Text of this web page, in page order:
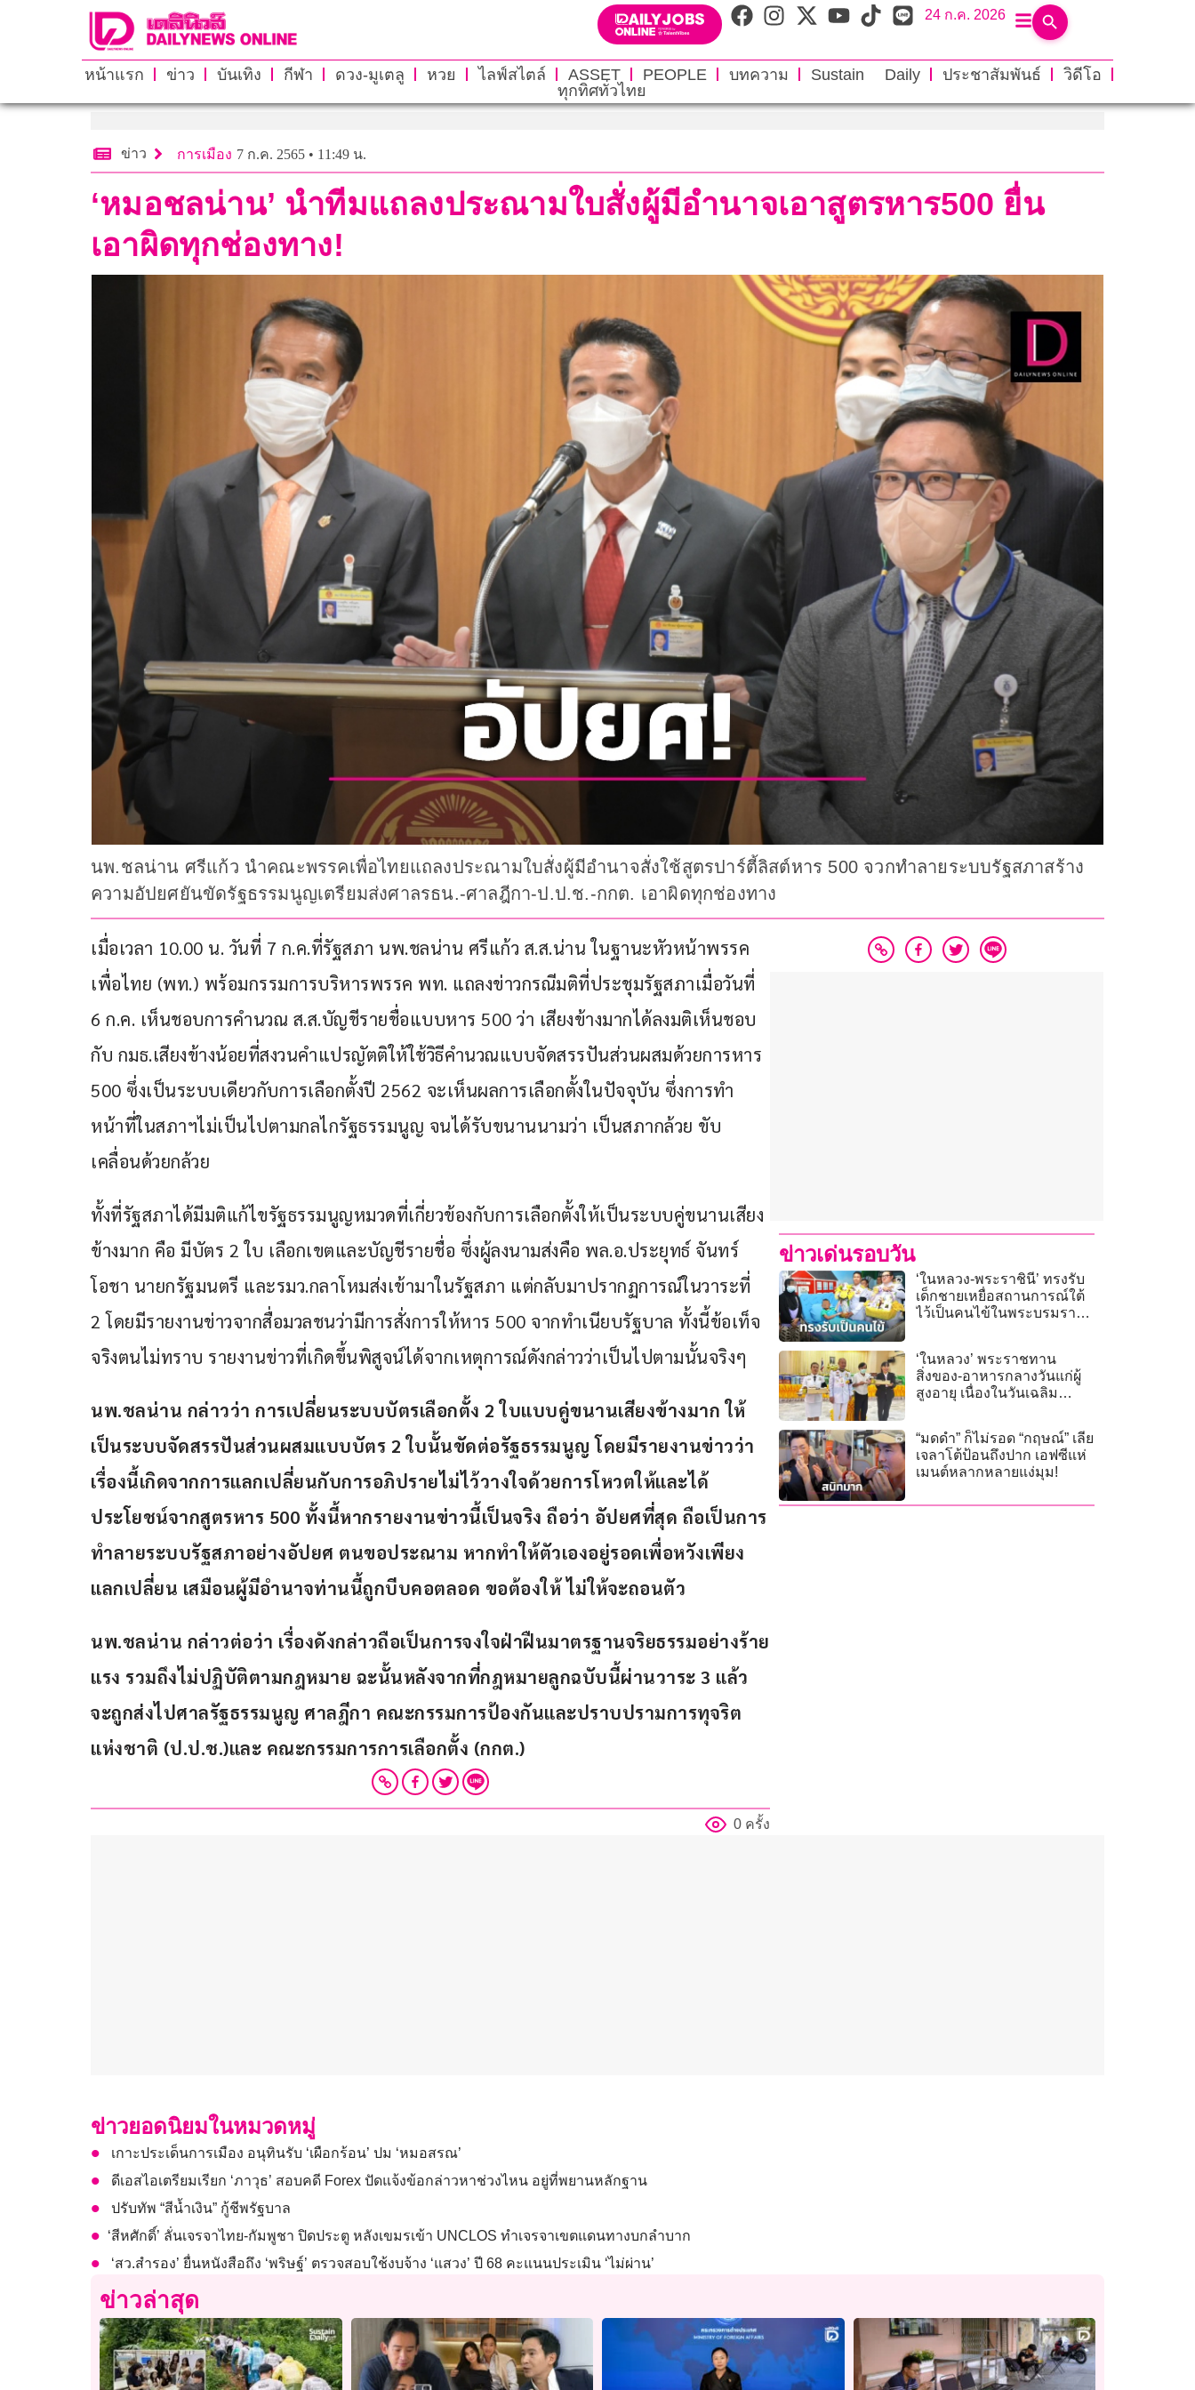
24 ก.ค. 2026
หน้าแรก ข่าว บันเทิง กีฬา ดวง-มูเตลู หวย ไลฟ์สไตล์ ASSET PEOPLE บทความ Sustain Daily ประชาสัมพันธ์
วิดีโอ
ทุกทิศทั่วไทย
ข่าว การเมือง 7 ก.ค. 2565 • 11:49 น.
‘หมอชลน่าน’ นำทีมแถลงประณามใบสั่งผู้มีอำนาจเอาสูตรหาร500 ยื่น
เอาผิดทุกช่องทาง!
นพ.ชลน่าน ศรีแก้ว นำคณะพรรคเพื่อไทยแถลงประณามใบสั่งผู้มีอำนาจสั่งใช้สูตรปาร์ตี้ลิสต์หาร 500 จวกทำลายระบบรัฐสภาสร้าง
ความอัปยศยันขัดรัฐธรรมนูญเตรียมส่งศาลรธน.-ศาลฎีกา-ป.ป.ช.-กกต. เอาผิดทุกช่องทาง
เมื่อเวลา 10.00 น. วันที่ 7 ก.ค.ที่รัฐสภา นพ.ชลน่าน ศรีแก้ว ส.ส.น่าน ในฐานะหัวหน้าพรรค
เพื่อไทย (พท.) พร้อมกรรมการบริหารพรรค พท. แถลงข่าวกรณีมติที่ประชุมรัฐสภาเมื่อวันที่
6 ก.ค. เห็นชอบการคำนวณ ส.ส.บัญชีรายชื่อแบบหาร 500 ว่า เสียงข้างมากได้ลงมติเห็นชอบ
กับ กมธ.เสียงข้างน้อยที่สงวนคำแปรญัตติให้ใช้วิธีคำนวณแบบจัดสรรปันส่วนผสมด้วยการหาร
500 ซึ่งเป็นระบบเดียวกับการเลือกตั้งปี 2562 จะเห็นผลการเลือกตั้งในปัจจุบัน ซึ่งการทำ
หน้าที่ในสภาฯไม่เป็นไปตามกลไกรัฐธรรมนูญ จนได้รับขนานนามว่า เป็นสภากล้วย ขับ
เคลื่อนด้วยกล้วย
ทั้งที่รัฐสภาได้มีมติแก้ไขรัฐธรรมนูญหมวดที่เกี่ยวข้องกับการเลือกตั้งให้เป็นระบบคู่ขนานเสียง
ข้างมาก คือ มีบัตร 2 ใบ เลือกเขตและบัญชีรายชื่อ ซึ่งผู้ลงนามส่งคือ พล.อ.ประยุทธ์ จันทร์
โอชา นายกรัฐมนตรี และรมว.กลาโหมส่งเข้ามาในรัฐสภา แต่กลับมาปรากฏการณ์ในวาระที่
2 โดยมีรายงานข่าวจากสื่อมวลชนว่ามีการสั่งการให้หาร 500 จากทำเนียบรัฐบาล ทั้งนี้ข้อเท็จ
จริงตนไม่ทราบ รายงานข่าวที่เกิดขึ้นพิสูจน์ได้จากเหตุการณ์ดังกล่าวว่าเป็นไปตามนั้นจริงๆ
นพ.ชลน่าน กล่าวว่า การเปลี่ยนระบบบัตรเลือกตั้ง 2 ใบแบบคู่ขนานเสียงข้างมาก ให้
เป็นระบบจัดสรรปันส่วนผสมแบบบัตร 2 ใบนั้นขัดต่อรัฐธรรมนูญ โดยมีรายงานข่าวว่า
เรื่องนี้เกิดจากการแลกเปลี่ยนกับการอภิปรายไม่ไว้วางใจด้วยการโหวตให้และได้
ประโยชน์จากสูตรหาร 500 ทั้งนี้หากรายงานข่าวนี้เป็นจริง ถือว่า อัปยศที่สุด ถือเป็นการ
ทำลายระบบรัฐสภาอย่างอัปยศ ตนขอประณาม หากทำให้ตัวเองอยู่รอดเพื่อหวังเพียง
แลกเปลี่ยน เสมือนผู้มีอำนาจท่านนี้ถูกบีบคอตลอด ขอต้องให้ ไม่ให้จะถอนตัว
นพ.ชลน่าน กล่าวต่อว่า เรื่องดังกล่าวถือเป็นการจงใจฝ่าฝืนมาตรฐานจริยธรรมอย่างร้าย
แรง รวมถึงไม่ปฏิบัติตามกฎหมาย ฉะนั้นหลังจากที่กฎหมายลูกฉบับนี้ผ่านวาระ 3 แล้ว
จะถูกส่งไปศาลรัฐธรรมนูญ ศาลฎีกา คณะกรรมการป้องกันและปราบปรามการทุจริต
แห่งชาติ (ป.ป.ช.)และ คณะกรรมการการเลือกตั้ง (กกต.)
0 ครั้ง
ข่าวเด่นรอบวัน
‘ในหลวง-พระราชินี’ ทรงรับ
เด็กชายเหยื่อสถานการณ์ใต้
ไว้เป็นคนไข้ในพระบรมราชา
‘ในหลวง’ พระราชทาน
สิ่งของ-อาหารกลางวันแก่ผู้
สูงอายุ เนื่องในวันเฉลิม
“มดดำ” ก็ไม่รอด “กฤษณ์” เลีย
เจลาโต้ป้อนถึงปาก เอฟซีแห่
เมนต์หลากหลายแง่มุม!
ข่าวยอดนิยมในหมวดหมู่
เกาะประเด็นการเมือง อนุทินรับ ‘เผือกร้อน’ ปม ‘หมอสรณ’
ดีเอสไอเตรียมเรียก ‘ภาวุธ’ สอบคดี Forex ปัดแจ้งข้อกล่าวหาช่วงไหน อยู่ที่พยานหลักฐาน
ปรับทัพ “สีน้ำเงิน” กู้ชีพรัฐบาล
​‘สีหศักดิ์’ ลั่นเจรจาไทย-กัมพูชา ปิดประตู หลังเขมรเข้า UNCLOS ทำเจรจาเขตแดนทางบกลำบาก
‘สว.สำรอง’ ยื่นหนังสือถึง ‘พริษฐ์’ ตรวจสอบใช้งบจ้าง ‘แสวง’ ปี 68 คะแนนประเมิน ‘ไม่ผ่าน’
ข่าวล่าสุด